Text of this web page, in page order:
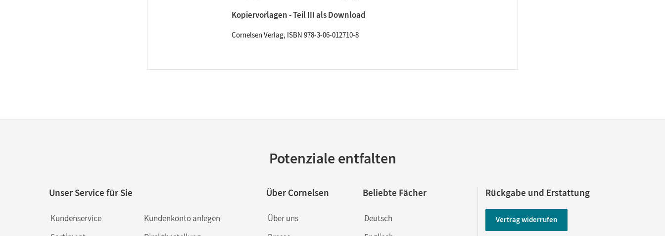
Kopiervorlagen - Teil III als Download
Cornelsen Verlag, ISBN 978-3-06-012710-8
Potenziale entfalten
Unser Service für Sie
Kundenservice
Kundenkonto anlegen
Über Cornelsen
Über uns
Beliebte Fächer
Deutsch
Rückgabe und Erstattung
Vertrag widerrufen